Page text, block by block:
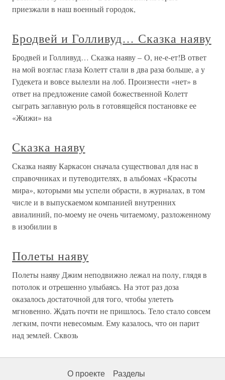
приезжали в наш военный городок,
Бродвей и Голливуд… Сказка наяву
Бродвей и Голливуд… Сказка наяву – О, не-е-ет!В ответ
на мой возглас глаза Колетт стали в два раза больше, а у
Гудекета и вовсе вылезли на лоб. Произнести «нет» в
ответ на предложение самой божественной Колетт
сыграть заглавную роль в готовящейся постановке ее
«Жижи» на
Сказка наяву
Сказка наяву Каркасон сначала существовал для нас в
справочниках и путеводителях, в альбомах «Красоты
мира», которыми мы успели обрасти, в журналах, в том
числе и в выпускаемом компанией внутренних
авиалиний, по-моему не очень читаемому, разложенному
в изобилии в
Полеты наяву
Полеты наяву Джим неподвижно лежал на полу, глядя в
потолок и отрешенно улыбаясь. На этот раз доза
оказалось достаточной для того, чтобы улететь
мгновенно. Ждать почти не пришлось. Тело стало совсем
легким, почти невесомым. Ему казалось, что он парит
над землей. Сквозь
О проекте Разделы